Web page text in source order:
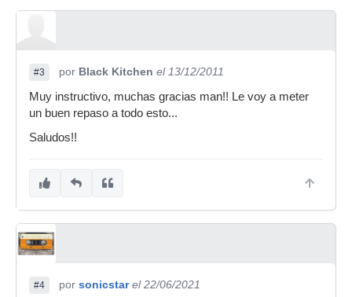
#3 por Black Kitchen el 13/12/2011
Muy instructivo, muchas gracias man!! Le voy a meter
un buen repaso a todo esto...
Saludos!!
#4 por sonicstar el 22/06/2021